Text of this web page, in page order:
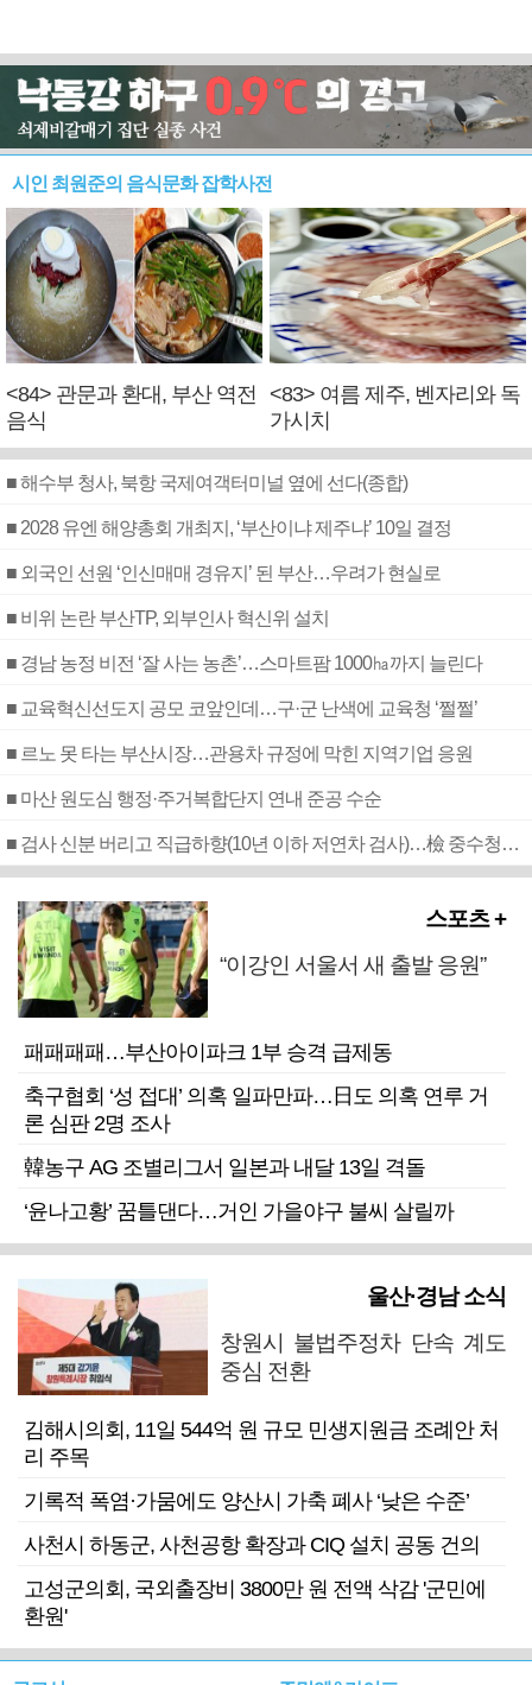
시인 최원준의 음식문화 잡학사전
<84> 관문과 환대, 부산 역전
음식
<83> 여름 제주, 벤자리와 독
가시치
■ 해수부 청사, 북항 국제여객터미널 옆에 선다(종합)
■ 2028 유엔 해양총회 개최지, ‘부산이냐 제주냐’ 10일 결정
■ 외국인 선원 ‘인신매매 경유지’ 된 부산…우려가 현실로
■ 비위 논란 부산TP, 외부인사 혁신위 설치
■ 경남 농정 비전 ‘잘 사는 농촌’…스마트팜 1000㏊까지 늘린다
■ 교육혁신선도지 공모 코앞인데…구·군 난색에 교육청 ‘쩔쩔’
■ 르노 못 타는 부산시장…관용차 규정에 막힌 지역기업 응원
■ 마산 원도심 행정·주거복합단지 연내 준공 수순
■ 검사 신분 버리고 직급하향(10년 이하 저연차 검사)…檢 중수청행 기피
스포츠 +
“이강인 서울서 새 출발 응원”
패패패패…부산아이파크 1부 승격 급제동
축구협회 ‘성 접대’ 의혹 일파만파…日도 의혹 연루 거
론 심판 2명 조사
韓농구 AG 조별리그서 일본과 내달 13일 격돌
‘윤나고황’ 꿈틀댄다…거인 가을야구 불씨 살릴까
울산·경남 소식
창원시 불법주정차 단속 계도
중심 전환
김해시의회, 11일 544억 원 규모 민생지원금 조례안 처
리 주목
기록적 폭염·가뭄에도 양산시 가축 폐사 ‘낮은 수준’
사천시 하동군, 사천공항 확장과 CIQ 설치 공동 건의
고성군의회, 국외출장비 3800만 원 전액 삭감 '군민에
환원'